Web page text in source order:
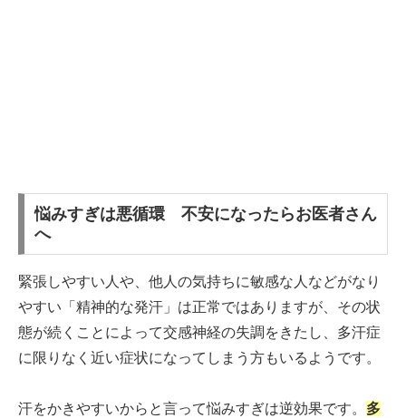
悩みすぎは悪循環 不安になったらお医者さん
へ
緊張しやすい人や、他人の気持ちに敏感な人などがなり
やすい「精神的な発汗」は正常ではありますが、その状
態が続くことによって交感神経の失調をきたし、多汗症
に限りなく近い症状になってしまう方もいるようです。
汗をかきやすいからと言って悩みすぎは逆効果です。 多